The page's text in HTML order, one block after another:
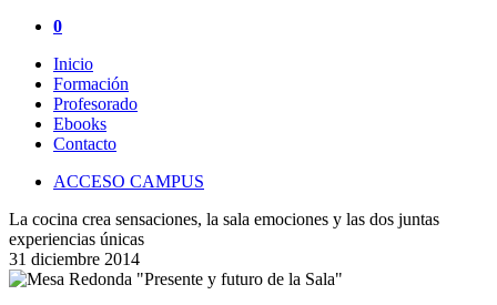
0
Inicio
Formación
Profesorado
Ebooks
Contacto
ACCESO CAMPUS
La cocina crea sensaciones, la sala emociones y las dos juntas
experiencias únicas
31 diciembre 2014